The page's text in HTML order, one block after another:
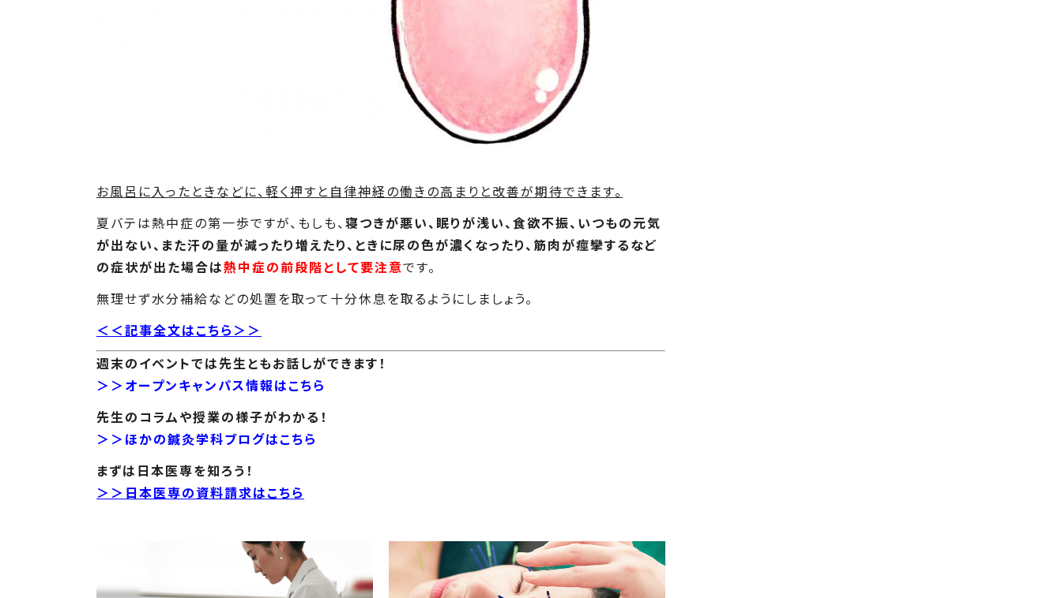
お風呂に入ったときなどに、軽く押すと自律神経の働きの高まりと改善が期待できます。
夏バテは熱中症の第一歩ですが、もしも、寝つきが悪い、眠りが浅い、食欲不振、いつもの元気
が出ない、また汗の量が減ったり増えたり、ときに尿の色が濃くなったり、筋肉が痙攣するなど
の症状が出た場合は熱中症の前段階として要注意です。
無理せず水分補給などの処置を取って十分休息を取るようにしましょう。
＜＜記事全文はこちら＞＞
週末のイベントでは先生ともお話しができます！
＞＞オープンキャンパス情報はこちら
先生のコラムや授業の様子がわかる！
＞＞ほかの鍼灸学科ブログはこちら
まずは日本医専を知ろう！
＞＞日本医専の資料請求はこちら